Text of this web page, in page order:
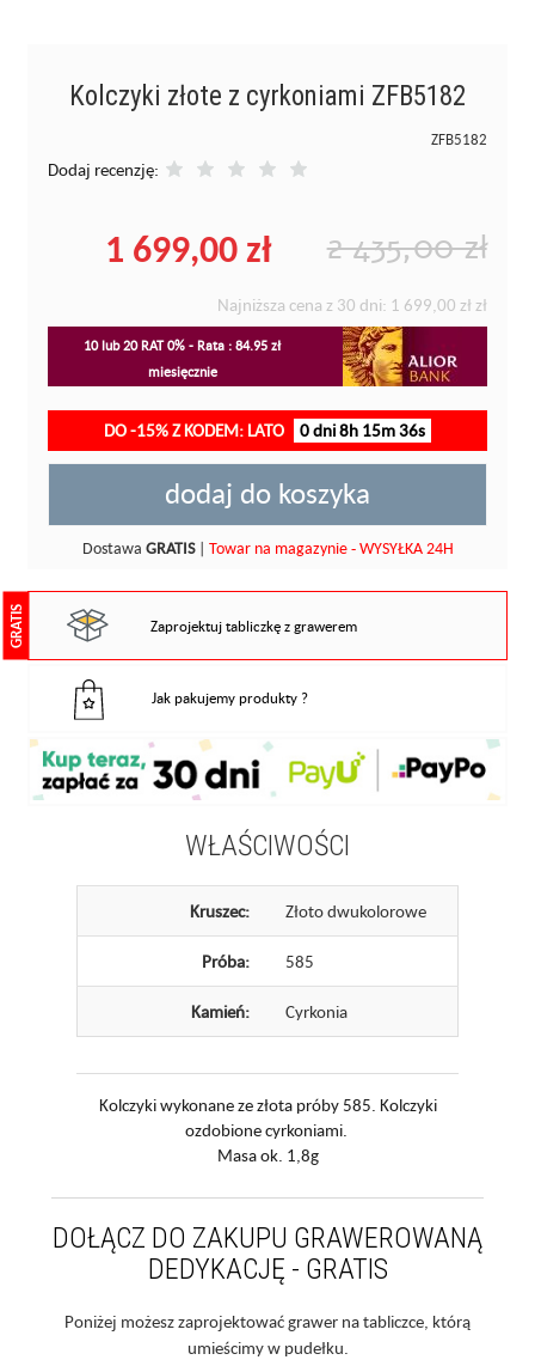
Kolczyki złote z cyrkoniami ZFB5182
ZFB5182
Dodaj recenzję:
2 435,00 zł
1 699,00 zł
Najniższa cena z 30 dni: 1 699,00 zł zł
10 lub 20 RAT 0% - Rata : 84.95 zł
miesięcznie
DO -15% Z KODEM: LATO 0 dni 8h 15m 36s
dodaj do koszyka
Dostawa GRATIS| Towar na magazynie - WYSYŁKA 24H
GRATIS Zaprojektuj tabliczkę z grawerem
Jak pakujemy produkty ?
WŁAŚCIWOŚCI
Kruszec: Złoto dwukolorowe
Próba: 585
Kamień: Cyrkonia
Kolczyki wykonane ze złota próby 585. Kolczyki
ozdobione cyrkoniami.
Masa ok. 1,8g
DOŁĄCZ DO ZAKUPU GRAWEROWANĄ
DEDYKACJĘ - GRATIS
Poniżej możesz zaprojektować grawer na tabliczce, którą
umieścimy w pudełku.